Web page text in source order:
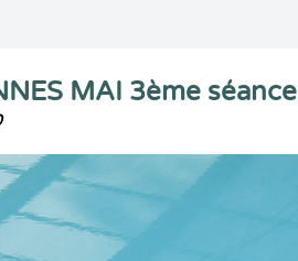
MAI 3ème séance